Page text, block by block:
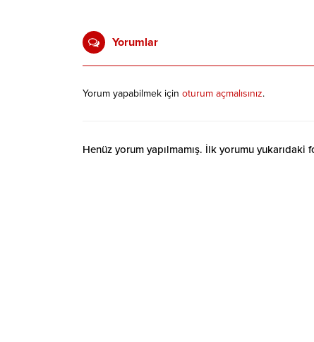
Yorumlar
Yorum yapabilmek için oturum açmalısınız.
Henüz yorum yapılmamış. İlk yorumu yukarıdaki